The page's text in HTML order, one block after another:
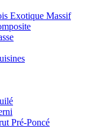
Exotique Massif
Pré-Poncé